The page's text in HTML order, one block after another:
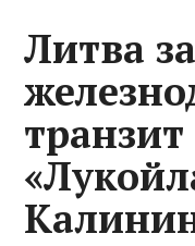
Литва
транзит